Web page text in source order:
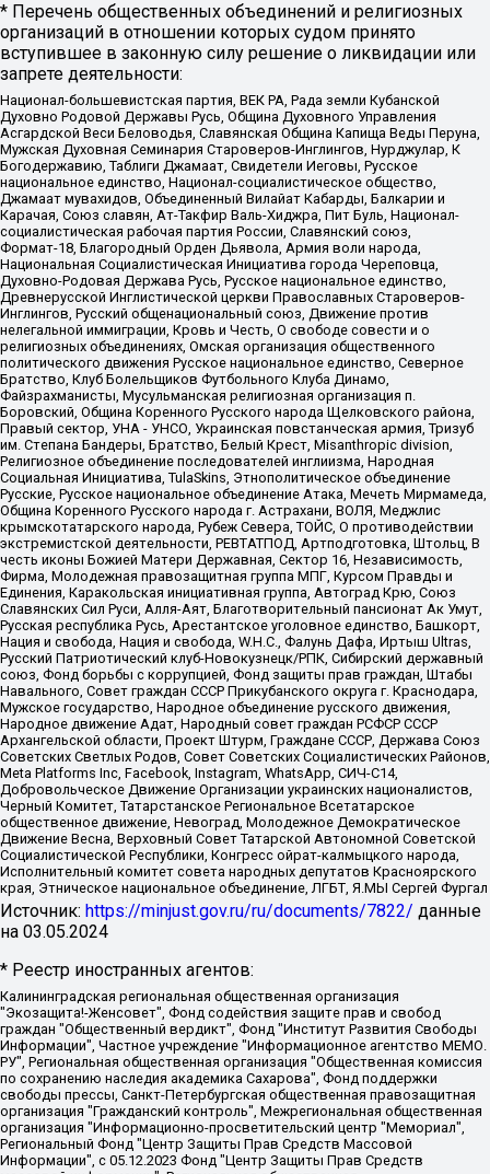
* Перечень общественных объединений и религиозных
организаций в отношении которых судом принято
вступившее в законную силу решение о ликвидации или
запрете деятельности:
Национал-большевистская партия, ВЕК РА, Рада земли Кубанской
Духовно Родовой Державы Русь, Община Духовного Управления
Асгардской Веси Беловодья, Славянская Община Капища Веды Перуна,
Мужская Духовная Семинария Староверов-Инглингов, Нурджулар, К
Богодержавию, Таблиги Джамаат, Свидетели Иеговы, Русское
национальное единство, Национал-социалистическое общество,
Джамаат мувахидов, Объединенный Вилайат Кабарды, Балкарии и
Карачая, Союз славян, Ат-Такфир Валь-Хиджра, Пит Буль, Национал-
социалистическая рабочая партия России, Славянский союз,
Формат-18, Благородный Орден Дьявола, Армия воли народа,
Национальная Социалистическая Инициатива города Череповца,
Духовно-Родовая Держава Русь, Русское национальное единство,
Древнерусской Инглистической церкви Православных Староверов-
Инглингов, Русский общенациональный союз, Движение против
нелегальной иммиграции, Кровь и Честь, О свободе совести и о
религиозных объединениях, Омская организация общественного
политического движения Русское национальное единство, Северное
Братство, Клуб Болельщиков Футбольного Клуба Динамо,
Файзрахманисты, Мусульманская религиозная организация п.
Боровский, Община Коренного Русского народа Щелковского района,
Правый сектор, УНА - УНСО, Украинская повстанческая армия, Тризуб
им. Степана Бандеры, Братство, Белый Крест, Misanthropic division,
Религиозное объединение последователей инглиизма, Народная
Социальная Инициатива, TulaSkins, Этнополитическое объединение
Русские, Русское национальное объединение Атака, Мечеть Мирмамеда,
Община Коренного Русского народа г. Астрахани, ВОЛЯ, Меджлис
крымскотатарского народа, Рубеж Севера, ТОЙС, О противодействии
экстремистской деятельности, РЕВТАТПОД, Артподготовка, Штольц, В
честь иконы Божией Матери Державная, Сектор 16, Независимость,
Фирма, Молодежная правозащитная группа МПГ, Курсом Правды и
Единения, Каракольская инициативная группа, Автоград Крю, Союз
Славянских Сил Руси, Алля-Аят, Благотворительный пансионат Ак Умут,
Русская республика Русь, Арестантское уголовное единство, Башкорт,
Нация и свобода, Нация и свобода, W.H.С., Фалунь Дафа, Иртыш Ultras,
Русский Патриотический клуб-Новокузнецк/РПК, Сибирский державный
союз, Фонд борьбы с коррупцией, Фонд защиты прав граждан, Штабы
Навального, Совет граждан СССР Прикубанского округа г. Краснодара,
Мужское государство, Народное объединение русского движения,
Народное движение Адат, Народный совет граждан РСФСР СССР
Архангельской области, Проект Штурм, Граждане СССР, Держава Союз
Советских Светлых Родов, Совет Советских Социалистических Районов,
Meta Platforms Inc, Facebook, Instagram, WhatsApp, СИЧ-С14,
Добровольческое Движение Организации украинских националистов,
Черный Комитет, Татарстанское Региональное Всетатарское
общественное движение, Невоград, Молодежное Демократическое
Движение Весна, Верховный Совет Татарской Автономной Советской
Социалистической Республики, Конгресс ойрат-калмыцкого народа,
Исполнительный комитет совета народных депутатов Красноярского
края, Этническое национальное объединение, ЛГБТ, Я.МЫ Сергей Фургал
Источник: https://minjust.gov.ru/ru/documents/7822/ данные
на 03.05.2024
* Реестр иностранных агентов:
Калининградская региональная общественная организация "Экозащита!-Женсовет", Фонд содействия защите прав и свобод граждан "Общественный вердикт", Фонд "Институт Развития Свободы Информации", Частное учреждение "Информационное агентство МЕМО. РУ", Региональная общественная организация "Общественная комиссия по сохранению наследия академика Сахарова", Фонд поддержки свободы прессы, Санкт-Петербургская общественная правозащитная организация "Гражданский контроль", Межрегиональная общественная организация "Информационно-просветительский центр "Мемориал", Региональный Фонд "Центр Защиты Прав Средств Массовой Информации", с 05.12.2023 Фонд "Центр Защиты Прав Средств массовой информации", Региональная общественная благотворительная организация помощи беженцам и мигрантам "Гражданское содействие", Негосударственное образовательное учреждение дополнительного профессионального образования (повышение квалификации) специалистов "АКАДЕМИЯ ПО ПРАВАМ ЧЕЛОВЕКА", Свердловская региональная общественная организация "Сутяжник", Автономная некоммерческая организация "Центр независимых социологических исследований", Союз общественных объединений "Российский исследовательский центр по правам человека", Региональное общественное учреждение научно-информационный центр "МЕМОРИАЛ", Некоммерческая организация "Фонд защиты гласности", Автономная некоммерческая организация "Институт прав человека", Городская общественная организация "Екатеринбургское общество "МЕМОРИАЛ", Городская общественная организация "Рязанское историко-просветительское и правозащитное общество "Мемориал" (Рязанский Мемориал), Челябинский региональный орган общественной самодеятельности – женское общественное объединение "Женщины Евразии", Челябинский региональный орган общественной самодеятельности "Уральская правозащитная группа", Фонд содействия защите здоровья и социальной справедливости имени Андрея Рылькова, Автономная Некоммерческая Организация "Аналитический Центр Юрия Левады", Автономная некоммерческая организация социальной поддержки населения "Проект Апрель", Региональная общественная организация помощи женщинам и детям, находящимся в кризисной ситуации "Информационно-методический центр "Анна", Фонд содействия развитию массовых коммуникаций и правовому просвещению "Так-так-Так", Фонд содействия устойчивому развитию "Серебряная тайга", Свердловский региональный общественный фонд социальных проектов "Новое время", "Idel.Реалии", Кавказ.Реалии, Крым.Реалии, Телеканал Настоящее Время, Татаро-башкирская служба Радио Свобода (Azatliq Radiosi), Радио Свободная Европа/Радио Свобода (PCE/PC), "Сибирь.Реалии", "Фактограф", Благотворительный фонд помощи осужденным и их семьям, Автономная некоммерческая организация "Институт глобализации и социальных движений", Фонд "В защиту прав заключенных", Частное учреждение "Центр поддержки и содействия развитию средств массовой информации", Пензенский региональный общественный благотворительный фонд "Гражданский союз", "Север.Реалии", Некоммерческая организация Фонд "Правовая инициатива", Общество с ограниченной ответственностью "Радио Свободная Европа/Радио Свобода", Чешское информационное агентство "MEDIUM-ORIENT", Красноярская региональная общественная организация "Мы против СПИДа", Камалягин Денис Николаевич, Маркелов Сергей Евгеньевич, Пономарев Лев Александрович, Савицкая Людмила Алексеевна, Автономная некоммерческая организация "Центр по работе с проблемой насилия "НАСИЛИЮ.НЕТ", Межрегиональный профессиональный союз работников здравоохранения "Альянс врачей", Юридическое лицо, зарегистрированное в Латвийской Республике, SIA "Medusa Project" (регистрационный номер 40103797863, дата регистрации 10.06.2014), Некоммерческая организация "Фонд по борьбе с коррупцией", Автономная некоммерческая организация "Институт права и публичной политики", Баданин Роман Сергеевич, Гликин Максим Александрович, Железнова Мария Михайловна, Лукьянова Юлия Сергеевна, Маетная Елизавета Витальевна, Маняхин Петр Борисович, Чуракова Ольга Владимировна, Ярош Юлия Петровна, Юридическое лицо "The Insider SIA", зарегистрированное в Риге, Латвийская Республика (дата регистрации 26.06.2015), являющееся администратором доменного имени интернет-издания "The Insider SIA", https://theins.ru, Постернак Алексей Евгеньевич, Рубин Михаил Аркадьевич, Анин Роман Александрович, Юридическое лицо Istories fonds, зарегистрированное в Латвийской Республике (регистрационный номер 50008295751, дата регистрации 24.02.2020), Великовский Дмитрий Александрович, Долинина Ирина Николаевна, Мароховская Алеся Алексеевна, Шлейнов Роман Юрьевич, Шмагун Олеся Валентиновна, Общество с ограниченной ответственностью "Альтаир 2021", Общество с ограниченной ответственностью "Вега 2021", Общество с ограниченной ответственностью "Главный редактор 2021", Общество с ограниченной ответственностью "Ромашки монолит", Важенков Артем Валерьевич, Ивановская областная общественная организация "Центр гендерных исследований", Гурман Юрий Альбертович, Медиапроект "ОВД-Инфо", Егоров Владимир Владимирович, Жилинский Владимир Александрович, Общество с ограниченной ответственностью "ЗП", Иванова София Юрьевна, Карезина Инна Павловна, Кильтау Екатерина Викторовна, Петров Алексей Викторович, Пискунов Сергей Евгеньевич, Смирнов Сергей Сергеевич, Тихонов Михаил Сергеевич, Общество с ограниченной ответственностью "ЖУРНАЛИСТ-ИНОСТРАННЫЙ АГЕНТ", Арапова Галина Юрьевна, Вольтская Татьяна Анатольевна, Американская компания "Mason G.E.S. Anonymous Foundation" (США), являющаяся владельцем интернет-издания https://mnews.world/, Компания "Stichting Bellingcat", зарегистрированная в Нидерландах (дата регистрации 11.07.2018), Захаров Андрей Вячеславович, Клепиковская Екатерина Дмитриевна, Общество с ограниченной ответственностью "МЕМО", Перл Роман Александрович, Симонов Евгений Алексеевич, Соловьева Елена Анатольевна, Сотников Даниил Владимирович, Сурначева Елизавета Дмитриевна, Автономная некоммерческая организация по защите прав человека и информированию населения "Якутия – Наше Мнение", Общество с ограниченной ответственностью "Москоу диджитал медиа", с 26.01.2023 Общество с ограниченной ответственностью "Чайка Белые сады", Ветошкина Валерия Валерьевна, Заговора Максим Александрович, Межрегиональное общественное движение "Российская ЛГБТ - сеть", Оленичев Максим Владимирович, Павлов Иван Юрьевич, Скворцова Елена Сергеевна, Общество с ограниченной ответственностью "Как бы инагент", Кочетков Игорь Викторович, Общество с ограниченной ответственностью "Честные выборы", Еланчик Олег Александрович, Общество с ограниченной ответственностью "Нобелевский призыв", Гималова Регина Эмилевна, Григорьев Андрей Валерьевич, Григорьева Алина Александровна, Ассоциация по содействию защите прав призывников, альтернативнослужащих и военнослужащих "Правозащитная группа "Гражданин.Армия.Право", Хисамова Регина Фаритовна, Автономная некоммерческая организация по реализации социально-правовых программ "Лилит", Дальневосточное общественное движение "Маяк", Санкт-Петербургская ЛГБТ-инициативная группа "Выход", Инициативная группа ЛГБТ+ "Реверс", Алексеев Андрей Викторович, Бекбулатова Таисия Львовна, Беляев Иван Михайлович, Владыкина Елена Сергеевна, Гельман Марат Александрович, Никульшина Вероника Юрьевна, Толоконникова Надежда Андреевна, Шендерович Виктор Анатольевич, Общество с ограниченной ответственностью "Данное сообщение", Общество с ограниченной ответственностью Издательский дом "Новая глава", Айнбиндер Александра Александровна, Московский комьюнити-центр для ЛГБТ+инициатив, Благотворительный фонд развития филантропии, Deutsche Welle (Германия, Kurt-Schumacher-Strasse 3, 53113 Bonn), Борзунова Мария Михайловна, Воробьев Виктор Викторович, Голубева Анна Львовна, Константинова Алла Михайловна, Малкова Ирина Владимировна, Мурадов Мурад Абдулгалимович, Осетинская Елизавета Николаевна, Понасенков Евгений Николаевич, Ганапольский Матвей Юрьевич, Киселев Евгений Алексеевич, Борухович Ирина Григорьевна, Дремин Иван Тимофеевич, Дубровский Дмитрий Викторович, Красноярская региональная общественная организация поддержки и развития альтернативных образовательных технологий и межкультурных коммуникаций "ИНТЕРРА", Маяковская Екатерина Алексеевна, Фейгин Марк Захарович, Филимонов Андрей Викторович, Дзугкоева Регина Николаевна, Доброхотов Роман Александрович, Дудь Юрий Александрович, Елкин Сергей Владимирович, Кругликов Кирилл Игоревич, Сабунаева Мария Леонидовна, Семенов Алексей Владимирович, Шаинян Карен Багратович, Шульман Екатерина Михайловна, Асафьев Артур Валерьевич, Вахштайн Виктор Семенович, Венедиктов Алексей Алексеевич, Лушникова Екатерина Евгеньевна, Волков Леонид Михайлович, Невзоров Александр Глебович, Пархоменко Сергей Борисович, Сироткин Ярослав Николаевич, Кара-Мурза Владимир Владимирович, Баранова Наталья Владимировна, Гозман Леонид Яковлевич, Кагарлицкий Борис Юльевич, Климарев Михаил Валерьевич, Милов Владимир Станиславович, Автономная некоммерческая организация Краснодарский центр современного искусства "Типография", Моргенштерн Алишер Тагирович, Соболь Любовь Эдуардовна, Общество с ограниченной ответственностью "ЛИЗА НОРМ", Каспаров Гарри Кимович, Ходорковский Михаил Борисович, Общество с ограниченной ответственностью "Апрельские тезисы", Данилович Ирина Брониславовна, Кашин Олег Владимирович, Петров Николай Владимирович, Пивоваров Алексей Владимирович, Соколов Михаил Владимирович, Цветкова Юлия Владимировна, Чичваркин Евгений Александрович, Комитет против пыток/Команда против пыток, Общество с ограниченной ответственностью "Первый научный", Общество с ограниченной ответственностью "Вертолет и ко", Белоцерковская Вероника Борисовна, Кац Максим Евгеньевич, Лазарева Татьяна Юрьевна, Шаведдинов Руслан Табризович, Яшин Илья Валерьевич, Общество с ограниченной ответственностью "Иноагент ААВ", Алешковский Дмитрий Петрович, Альбац Евгения Марковна, Быков Дмитрий Львович, Галямина Юлия Евгеньевна, Лойко Сергей Леонидович, Мартынов Кирилл Константинович, Медведев Сергей Александрович, Крашенинников Федор Геннадиевич, Гордеева Катерина Вл